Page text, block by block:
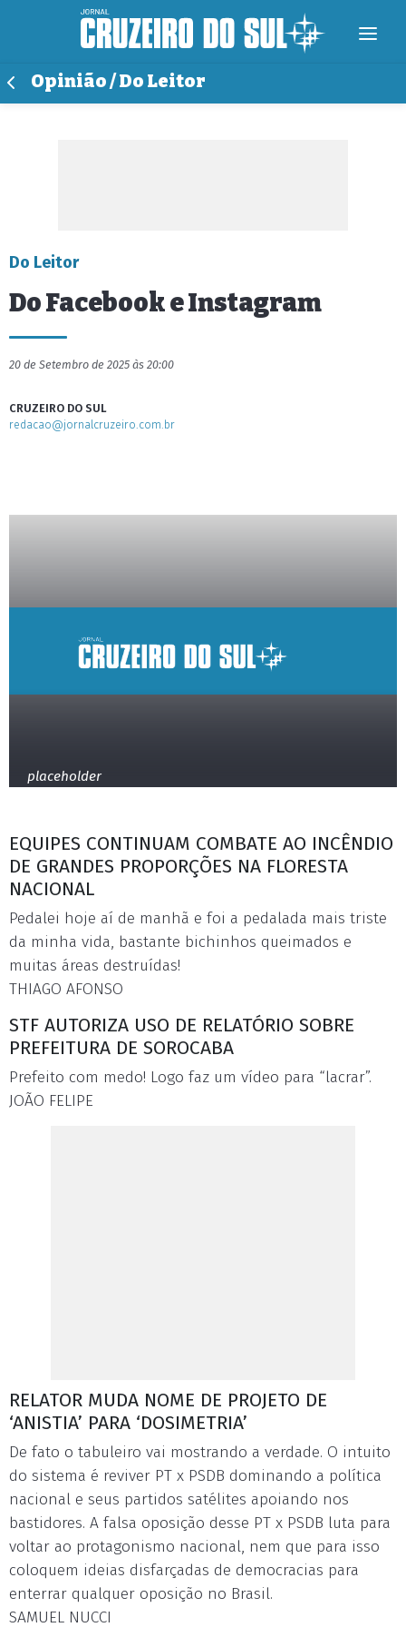
Opinião / Do Leitor
Do Leitor
Do Facebook e Instagram
20 de Setembro de 2025 às 20:00
CRUZEIRO DO SUL
redacao@jornalcruzeiro.com.br
placeholder
EQUIPES CONTINUAM COMBATE AO INCÊNDIO
DE GRANDES PROPORÇÕES NA FLORESTA
NACIONAL
Pedalei hoje aí de manhã e foi a pedalada mais triste
da minha vida, bastante bichinhos queimados e
muitas áreas destruídas!
THIAGO AFONSO
STF AUTORIZA USO DE RELATÓRIO SOBRE
PREFEITURA DE SOROCABA
Prefeito com medo! Logo faz um vídeo para “lacrar”.
JOÃO FELIPE
RELATOR MUDA NOME DE PROJETO DE
‘ANISTIA’ PARA ‘DOSIMETRIA’
De fato o tabuleiro vai mostrando a verdade. O intuito
do sistema é reviver PT x PSDB dominando a política
nacional e seus partidos satélites apoiando nos
bastidores. A falsa oposição desse PT x PSDB luta para
voltar ao protagonismo nacional, nem que para isso
coloquem ideias disfarçadas de democracias para
enterrar qualquer oposição no Brasil.
SAMUEL NUCCI